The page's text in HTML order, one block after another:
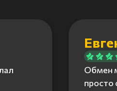
Обмен
просто